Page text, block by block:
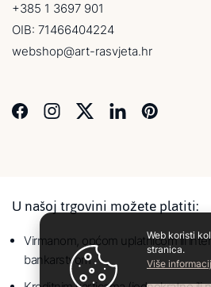
+385 1 3697 901
OIB: 71466404224
webshop@art-rasvjeta.hr
U našoj trgovini možete platiti:
Virmanom, općom uplatnicom ili
bankarstvom
Web koristi
stranica.
Više